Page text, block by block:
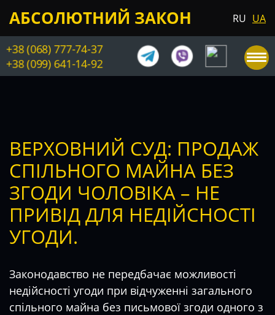
АБСОЛЮТНИЙ ЗАКОН RU UA
+38 (068) 777-74-37
+38 (099) 641-14-92
ВЕРХОВНИЙ СУД: ПРОДАЖ
СПІЛЬНОГО МАЙНА БЕЗ
ЗГОДИ ЧОЛОВІКА – НЕ
ПРИВІД ДЛЯ НЕДІЙСНОСТІ
УГОДИ.
Законодавство не передбачає можливості
недійсності угоди при відчуженні загального
спільного майна без письмової згоди одного з